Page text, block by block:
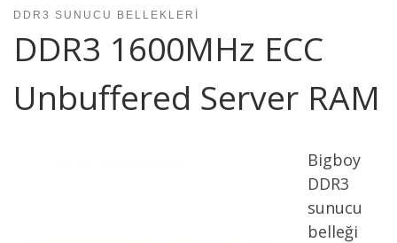
DDR3 SUNUCU BELLEKLERI
DDR3 1600MHz ECC
Unbuffered Server RAM
Bigboy
DDR3
sunucu
belleği